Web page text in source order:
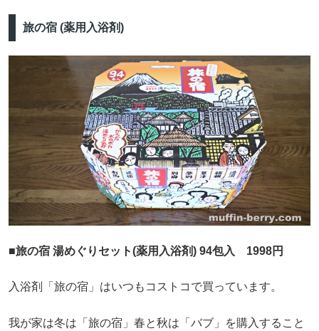
旅の宿 (薬用入浴剤)
■旅の宿 湯めぐりセット(薬用入浴剤) 94包入 1998円
入浴剤「旅の宿」はいつもコストコで買っています。
我が家は冬は「旅の宿」春と秋は「バブ」を購入すること